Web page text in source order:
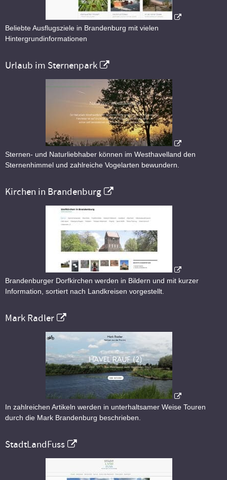
Beliebte Ausflugsziele in Brandenburg mit vielen
Hintergrundinformationen
Urlaub im Sternenpark
Sternen- und Naturliebhaber können im Westhavelland den
Sternenhimmel und zahlreiche Vogelarten bewundern.
Kirchen in Brandenburg
Brandenburger Dorfkirchen werden in Bildern und mit kurzer
Information, sortiert nach Landkreisen vorgestellt.
Mark Radler
In zahlreichen Artikeln werden in unterhaltsamer Weise Touren
durch die Mark Brandenburg beschrieben.
StadtLandFuss